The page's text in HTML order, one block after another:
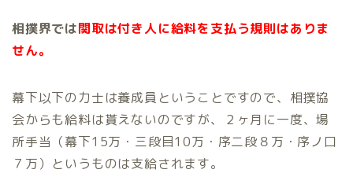
相撲界では関取は付き人に給料を支払う規則はありま
せん。
幕下以下の力士は養成員ということですので、相撲協
会からも給料は貰えないのですが、２ヶ月に一度、場
所手当（幕下15万・三段目10万・序二段８万・序ノ口
７万）というものは支給されます。